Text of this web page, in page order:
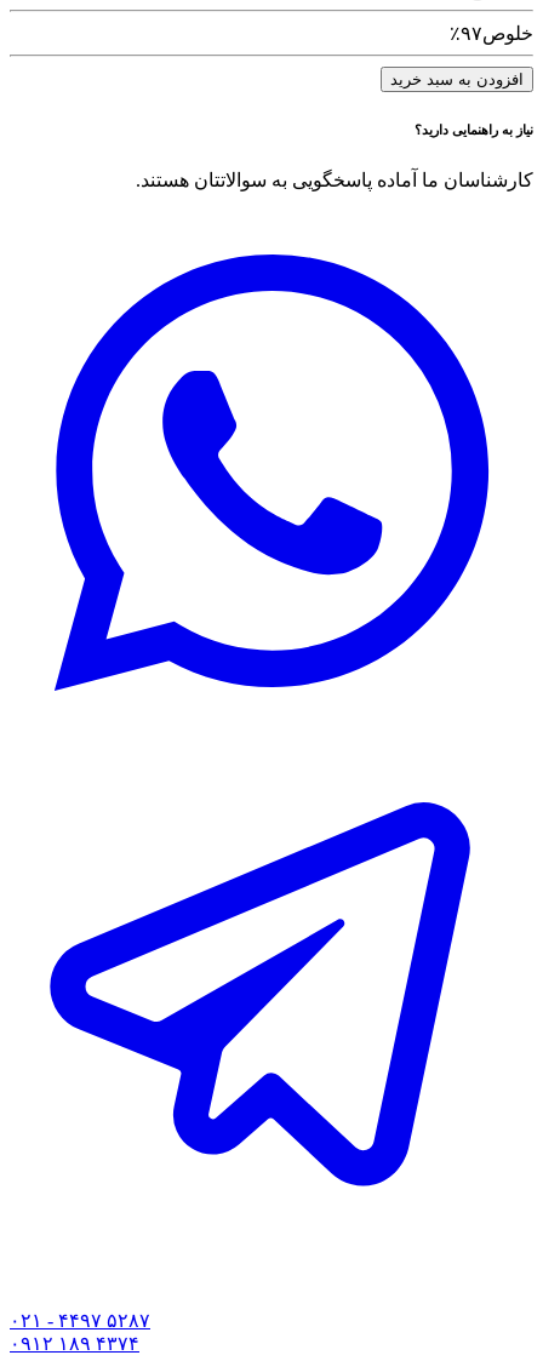
خلوص۹۷٪
افزودن به سبد خرید
نیاز به راهنمایی دارید؟
کارشناسان ما آماده پاسخگویی به سوالاتتان هستند.
۰۲۱ - ۴۴۹۷ ۵۲۸۷
۰۹۱۲ ۱۸۹ ۴۳۷۴